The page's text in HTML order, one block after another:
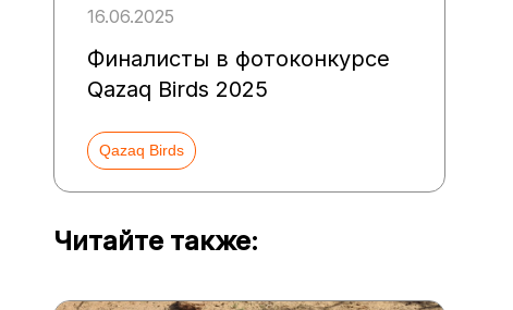
16.06.2025
Финалисты в фотоконкурсе
Qazaq Birds 2025
Qazaq Birds
Читайте также: